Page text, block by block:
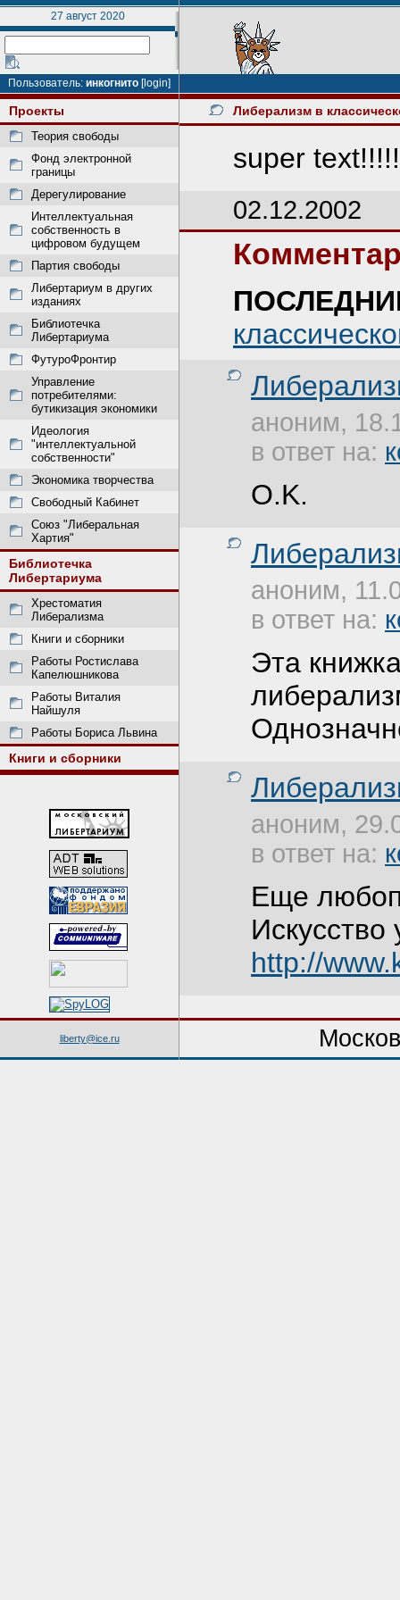
27 август 2020
Пользователь: инкогнито [login]
Проекты
Теория свободы
Фонд электронной
границы
Дерегулирование
Интеллектуальная
собственность в
цифровом будущем
Партия свободы
Либертариум в других
изданиях
Библиотечка
Либертариума
ФутуроФронтир
Управление
потребителями:
бутикизация экономики
Идеология
"интеллектуальной
собственности"
Экономика творчества
Свободный Кабинет
Союз "Либеральная
Хартия"
Библиотечка
Либертариума
Хрестоматия
Либерализма
Книги и сборники
Работы Ростислава
Капелюшникова
Работы Виталия
Найшуля
Работы Бориса Львина
Книги и сборники
Либерализм в
super
02.12.2002
аноним,
в ответ на:
O.K.
аноним,
в ответ на:
Эта
аноним,
в ответ на:
Еще
Искусство
http://
liberty@ice.ru